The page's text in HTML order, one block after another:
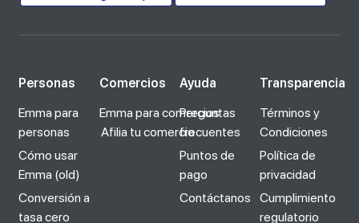
Personas
Emma para
personas
Cómo usar
Emma (old)
Conversión a
tasa cero
Comercios
Emma para comercios
Afilia tu comercio
Ayuda
Preguntas
frecuentes
Puntos de
pago
Contáctanos
Transparencia
Términos y
Condiciones
Política de
privacidad
Cumplimiento
regulatorio